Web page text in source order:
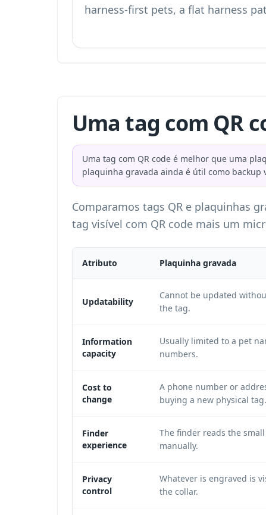
harness-first pets, a flat harness
Uma tag com QR
Uma tag com QR code é melhor que uma
plaquinha gravada ainda é útil como
Comparamos tags QR e plaquinhas
tag visível com QR code mais um
Atributo Plaquinha gravada
Updatability
Cannot be updated
the tag.
Information
capacity
Usually limited to a pet
numbers.
Cost to
change
A phone number or
buying a new physical tag.
Finder
experience
The finder reads the
manually.
Privacy
control
Whatever is engraved is
the collar.